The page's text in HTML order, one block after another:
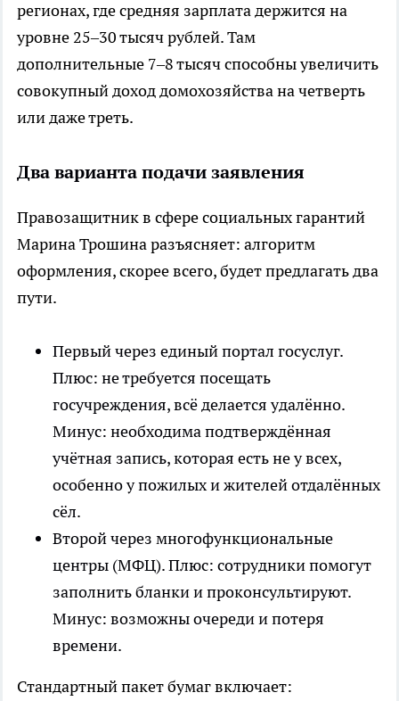
регионах, где средняя зарплата держится на
уровне 25–30 тысяч рублей. Там
дополнительные 7–8 тысяч способны увеличить
совокупный доход домохозяйства на четверть
или даже треть.
Два варианта подачи заявления
Правозащитник в сфере социальных гарантий
Марина Трошина разъясняет: алгоритм
оформления, скорее всего, будет предлагать два
пути.
Первый через единый портал госуслуг.
Плюс: не требуется посещать
госучреждения, всё делается удалённо.
Минус: необходима подтверждённая
учётная запись, которая есть не у всех,
особенно у пожилых и жителей отдалённых
сёл.
Второй через многофункциональные
центры (МФЦ). Плюс: сотрудники помогут
заполнить бланки и проконсультируют.
Минус: возможны очереди и потеря
времени.
Стандартный пакет бумаг включает: